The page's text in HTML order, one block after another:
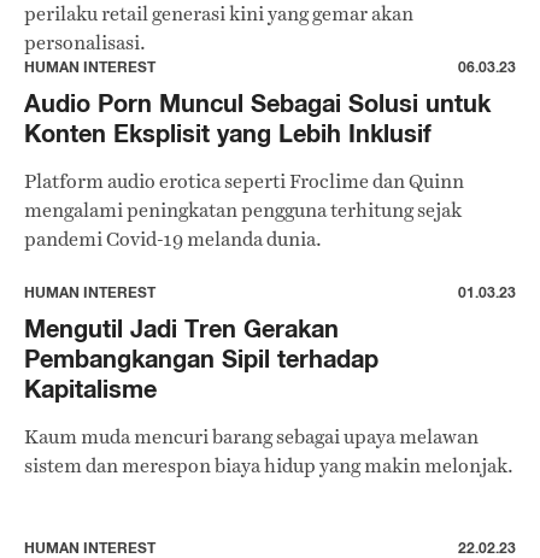
perilaku retail generasi kini yang gemar akan
personalisasi.
HUMAN INTEREST 06.03.23
Audio Porn Muncul Sebagai Solusi untuk
Konten Eksplisit yang Lebih Inklusif
Platform audio erotica seperti Froclime dan Quinn
mengalami peningkatan pengguna terhitung sejak
pandemi Covid-19 melanda dunia.
HUMAN INTEREST 01.03.23
Mengutil Jadi Tren Gerakan
Pembangkangan Sipil terhadap
Kapitalisme
Kaum muda mencuri barang sebagai upaya melawan
sistem dan merespon biaya hidup yang makin melonjak.
HUMAN INTEREST 22.02.23